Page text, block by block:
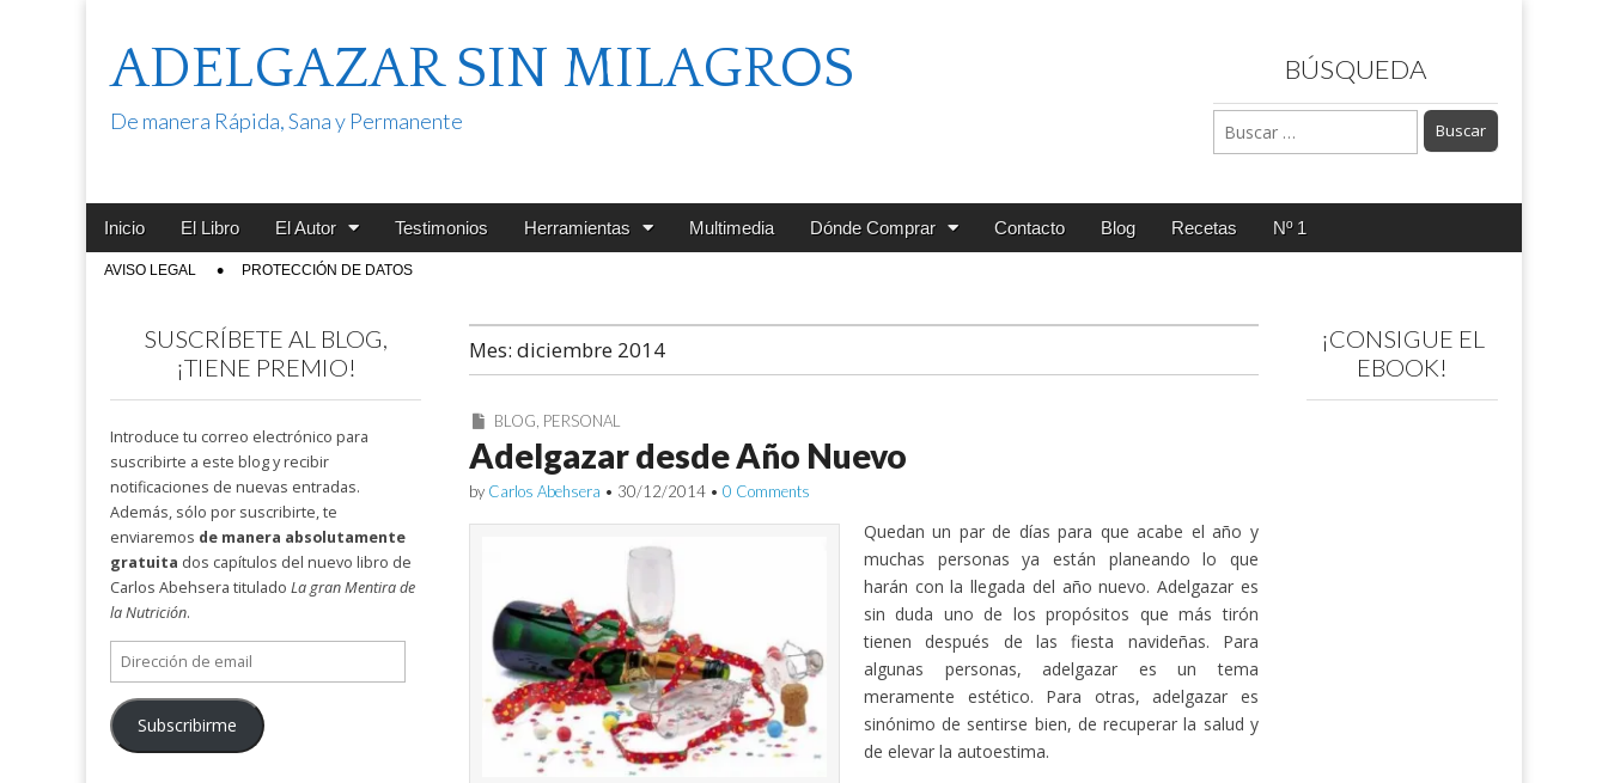
ADELGAZAR SIN MILAGROS
De manera Rápida, Sana y Permanente
BÚSQUEDA
Buscar:
Main
Skip
content
Inicio El Libro El Autor Testimonios Herramientas Multimedia Dónde Comprar Contacto Blog Recetas Nº 1
SubAVISO LEGAL PROTECCIÓN DE DATOS
Mes: diciembre 2014
BLOG, PERSONAL
Adelgazar desde Año Nuevo
by Carlos Abehsera • 30/12/2014 • 0 Comments
Quedan un par de días para que acabe el año y
muchas personas ya están planeando lo que
harán con la llegada del año nuevo. Adelgazar es
sin duda uno de los propósitos que más tirón
tienen después de las fiesta navideñas. Para
algunas personas, adelgazar es un tema
meramente estético. Para otras, adelgazar es
sinónimo de sentirse bien, de recuperar la salud y
de elevar la autoestima.
SUSCRÍBETE AL BLOG,
¡TIENE PREMIO!
Introduce tu correo electrónico para
suscribirte a este blog y recibir
notificaciones de nuevas entradas.
Además, sólo por suscribirte, te
enviaremos de manera absolutamente
gratuita dos capítulos del nuevo libro de
Carlos Abehsera titulado La gran Mentira de
la Nutrición.
Dirección
de
email
Subscribirme
¡CONSIGUE EL
EBOOK!